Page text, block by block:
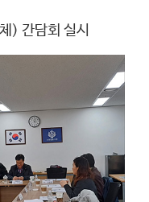
) 간담회 실시